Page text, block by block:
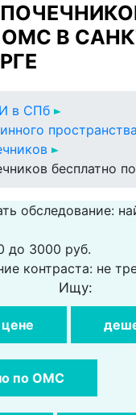
В
в СПб
пространства
бесплатно
обследование:
до 3000 руб.
контраста: не
Ищу:
по ОМС